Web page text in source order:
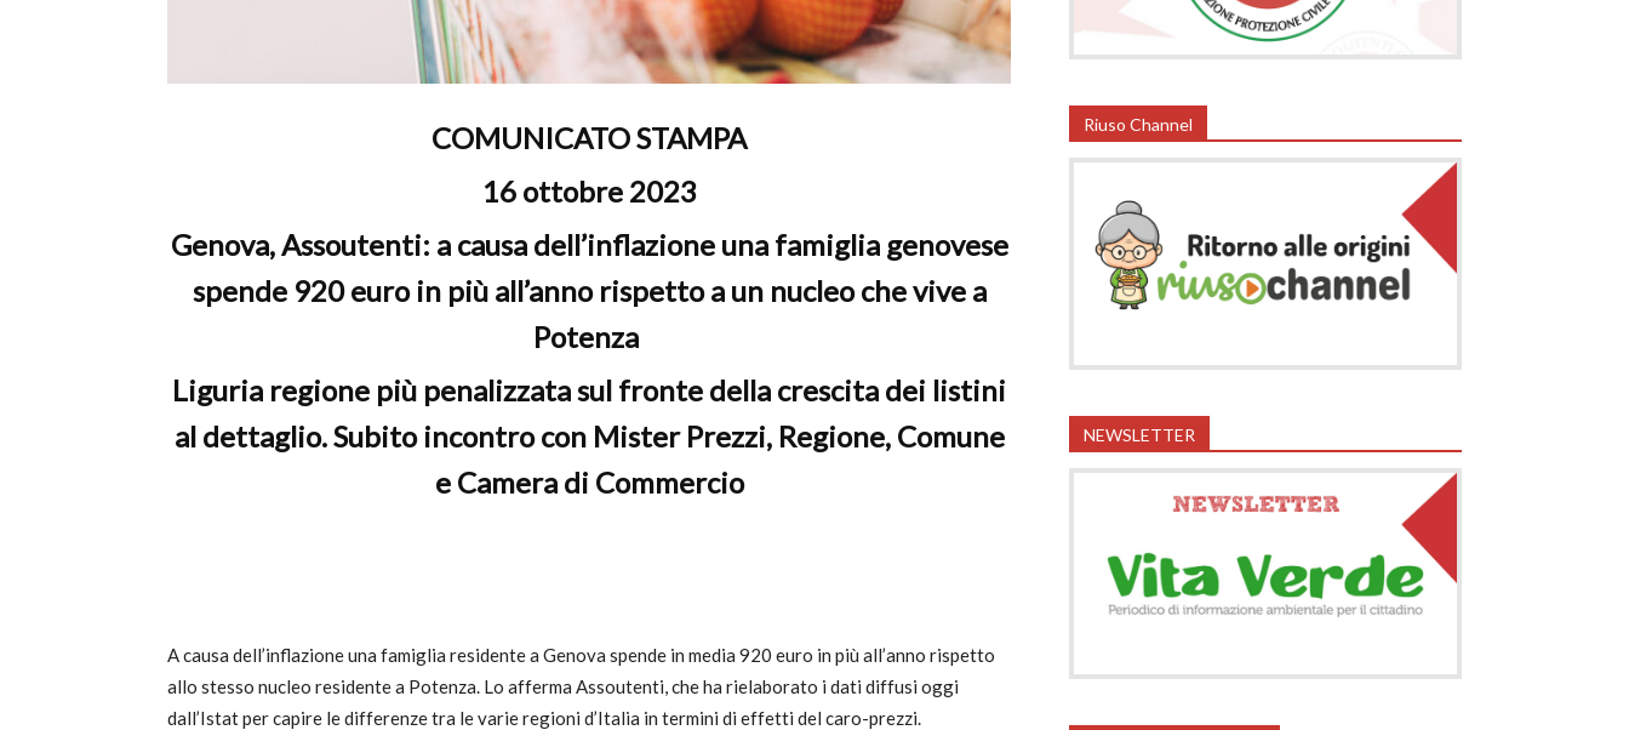
consumatori
COMUNICATO STAMPA
16 ottobre 2023
Genova, Assoutenti: a causa dell’inflazione una famiglia genovese
spende 920 euro in più all’anno rispetto a un nucleo che vive a
Potenza
Liguria regione più penalizzata sul fronte della crescita dei listini
al dettaglio. Subito incontro con Mister Prezzi, Regione, Comune
e Camera di Commercio
A causa dell’inflazione una famiglia residente a Genova spende in media 920 euro in più all’anno rispetto
allo stesso nucleo residente a Potenza. Lo afferma Assoutenti, che ha rielaborato i dati diffusi oggi
dall’Istat per capire le differenze tra le varie regioni d’Italia in termini di effetti del caro-prezzi.
Riuso Channel
NEWSLETTER